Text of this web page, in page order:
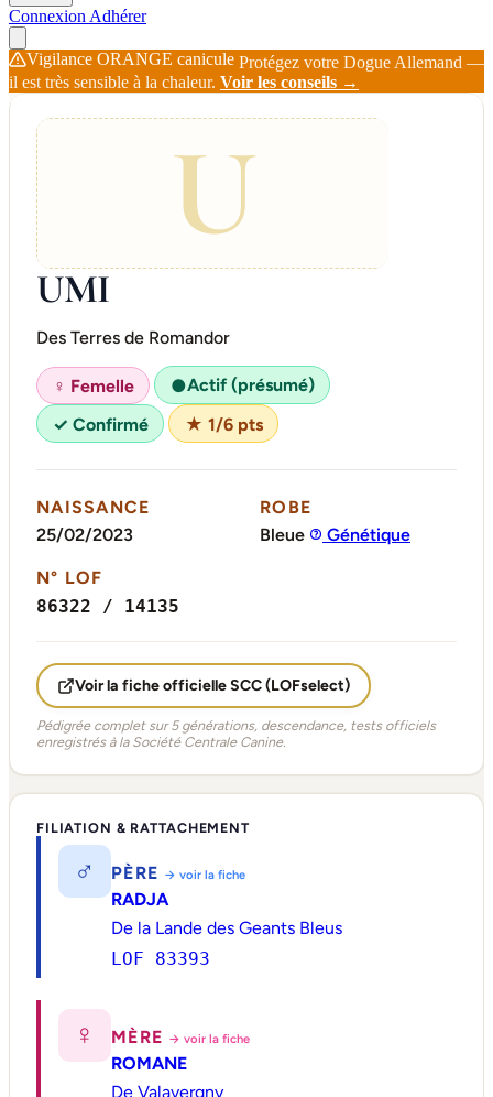
Connexion Adhérer
Vigilance ORANGE canicule Protégez votre Dogue Allemand —
il est très sensible à la chaleur. Voir les conseils →
U
UMI
Des Terres de Romandor
♀ Femelle ●Actif (présumé)
✓ Confirmé
★ 1/6 pts
NAISSANCE
25/02/2023
ROBE
Bleue
Génétique
N° LOF
86322 / 14135
Voir la fiche officielle SCC (LOFselect)
Pédigrée complet sur 5 générations, descendance, tests officiels
enregistrés à la Société Centrale Canine.
FILIATION & RATTACHEMENT
♂ PÈRE → voir la fiche
RADJA
De la Lande des Geants Bleus
LOF 83393
♀ MÈRE → voir la fiche
ROMANE
De Valavergny